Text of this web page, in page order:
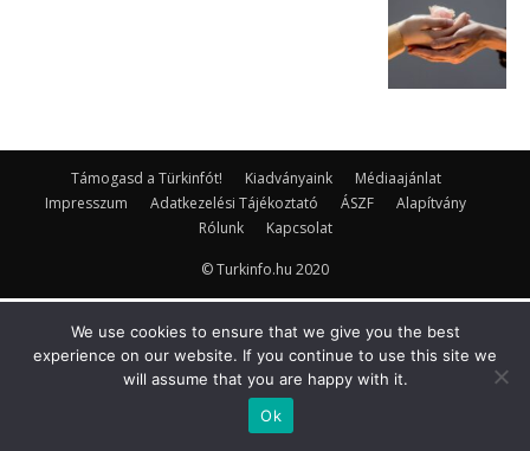
Támogasd a Türkinfót! Kiadványaink
Médiaajánlat
Impresszum
Adatkezelési Tájékoztató ÁSZF
Alapítvány
Rólunk
Kapcsolat
© Turkinfo.hu 2020
We use cookies to ensure that we give you the best
experience on our website. If you continue to use this site we
will assume that you are happy with it.
Ok